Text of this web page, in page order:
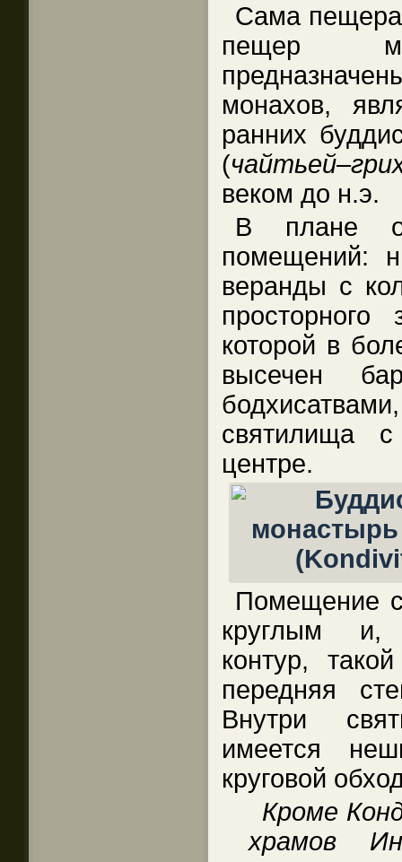
Сама пещера
пещер
монахов,
ранних
(чайтьей–
веком до н.э.
В плане
помещений:
веранды с
которой в
высечен
святилища
центре.
Помещение
круглым и,
контур,
передняя
Внутри
имеется
круговой
Кроме
храмов